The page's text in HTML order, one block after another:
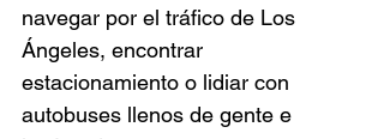
navegar por el tráfico de Los
Ángeles, encontrar
estacionamiento o lidiar con
autobuses llenos de gente e